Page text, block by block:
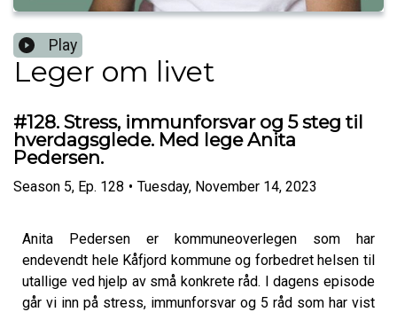
Play
Leger om livet
#128. Stress, immunforsvar og 5 steg til
hverdagsglede. Med lege Anita
Pedersen.
Season 5, Ep. 128 • Tuesday, November 14, 2023
Anita Pedersen er kommuneoverlegen som har
endevendt hele Kåfjord kommune og forbedret helsen til
utallige ved hjelp av små konkrete råd. I dagens episode
går vi inn på stress, immunforsvar og 5 råd som har vist